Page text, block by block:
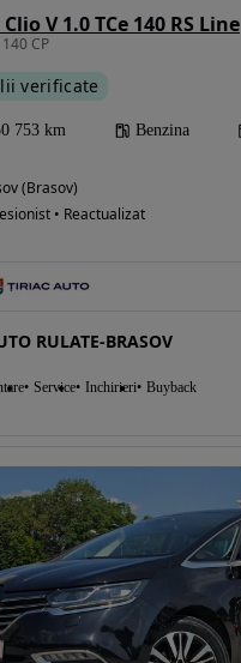
V 1.0 TCe 140 RS Line
CP
verificate
753 km Benzina
(Brasov)
• Reactualizat
RULATE-BRASOV
Service Inchirieri Buyback